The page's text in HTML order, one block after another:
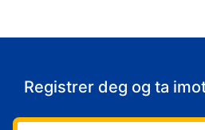
Registrer deg og ta